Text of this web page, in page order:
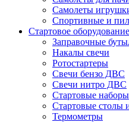
Самолеты
Спортивные и
Стартовое оборудование
Заправочные
Накалы свечи
Ротостартеры
Свечи бензо ДВС
Свечи нитро ДВС
Стартовые наборы
Стартовые столы
Термометры